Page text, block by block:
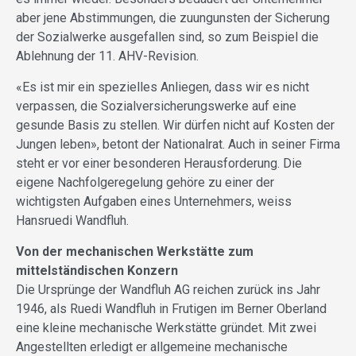
aber jene Abstimmungen, die zuungunsten der Sicherung
der Sozialwerke ausgefallen sind, so zum Beispiel die
Ablehnung der 11. AHV-Revision.
«Es ist mir ein spezielles Anliegen, dass wir es nicht
verpassen, die Sozialversicherungswerke auf eine
gesunde Basis zu stellen. Wir dürfen nicht auf Kosten der
Jungen leben», betont der Nationalrat. Auch in seiner Firma
steht er vor einer besonderen Herausforderung. Die
eigene Nachfolgeregelung gehöre zu einer der
wichtigsten Aufgaben eines Unternehmers, weiss
Hansruedi Wandfluh.
Von der mechanischen ­Werkstätte zum
mittelständischen Konzern
Die Ursprünge der Wandfluh AG reichen zurück ins Jahr
1946, als Ruedi Wandfluh in Frutigen im Berner Oberland
eine kleine mechanische Werkstätte gründet. Mit zwei
Angestellten erledigt er allgemeine mechanische